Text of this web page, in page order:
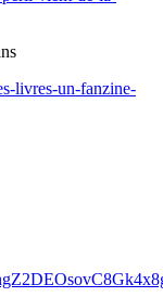
livres-un-fanzine-